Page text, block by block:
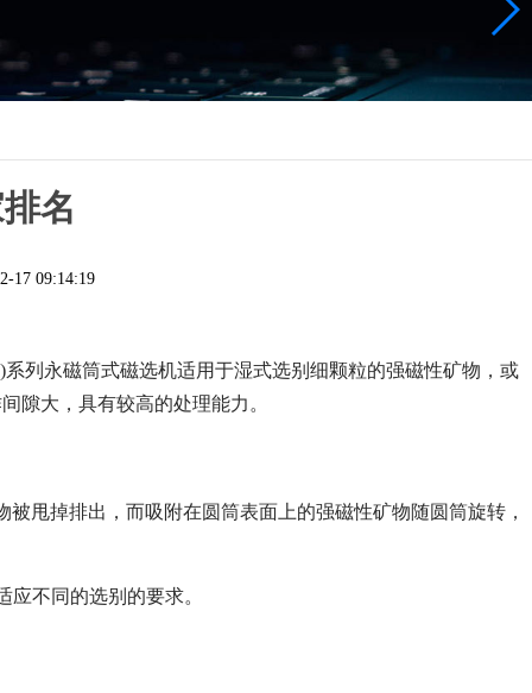
名
17 09:14:19
列永磁筒式磁选机适用于湿式选别细颗粒的强磁性矿物，或
隙大，具有较高的处理能力。
甩掉排出，而吸附在圆筒表面上的强磁性矿物随圆筒旋转，
不同的选别的要求。